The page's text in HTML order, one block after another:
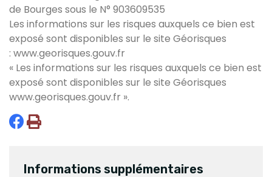
de Bourges sous le N° 903609535
Les informations sur les risques auxquels ce bien est
exposé sont disponibles sur le site Géorisques
: www.georisques.gouv.fr
« Les informations sur les risques auxquels ce bien est
exposé sont disponibles sur le site Géorisques
www.georisques.gouv.fr ».
Informations supplémentaires